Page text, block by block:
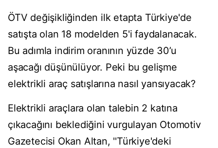
ÖTV değişikliğinden ilk etapta Türkiye'de
satışta olan 18 modelden 5'i faydalanacak.
Bu adımla indirim oranının yüzde 30’u
aşacağı düşünülüyor. Peki bu gelişme
elektrikli araç satışlarına nasıl yansıyacak?
Elektrikli araçlara olan talebin 2 katına
çıkacağını beklediğini vurgulayan Otomotiv
Gazetecisi Okan Altan, ''Türkiye'deki